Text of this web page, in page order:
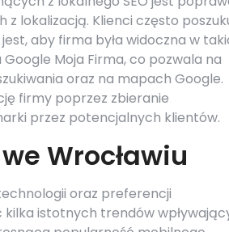
lokalizacją. Klienci często
aby firma była widoczna w
Moja Firma, co pozwala na
oraz na mapach Google.
firmy poprzez zbieranie
przez potencjalnych klientów.
Wrocławiu
oraz preferencji
kilka istotnych trendów